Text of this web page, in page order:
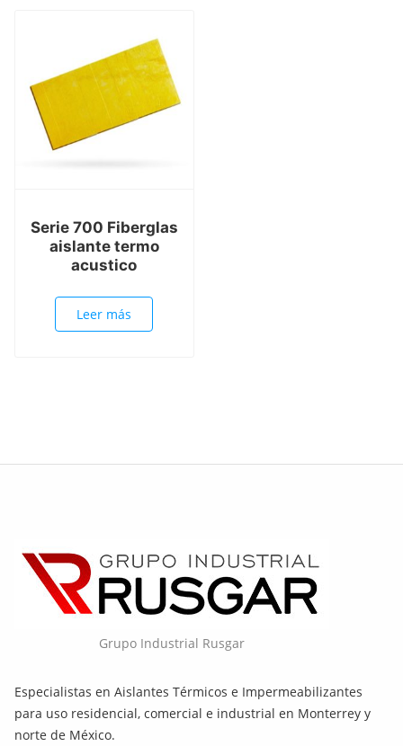
Serie 700 Fiberglas
aislante termo
acustico
Leer más
Grupo Industrial Rusgar
Especialistas en Aislantes Térmicos e Impermeabilizantes
para uso residencial, comercial e industrial en Monterrey y
norte de México.